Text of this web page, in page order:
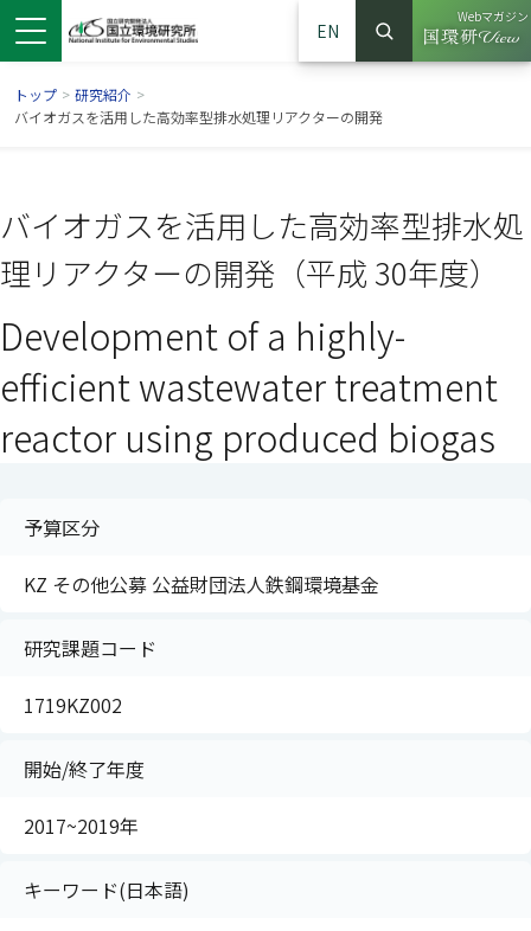
ウで開きます）
ンドウで開きます）
ウインドウで開きます）
EN
サイト内検索
検索
Webマガジン
（別ウイ
トップ > 研究紹介 >
バイオガスを活用した高効率型排水処理リアクターの開発
バイオガスを活用した高効率型排水処
理リアクターの開発（平成 30年度）
Development of a highly-
efficient wastewater treatment
reactor using produced biogas
予算区分
KZ その他公募 公益財団法人鉄鋼環境基金
研究課題コード
1719KZ002
開始/終了年度
2017~2019年
キーワード(日本語)